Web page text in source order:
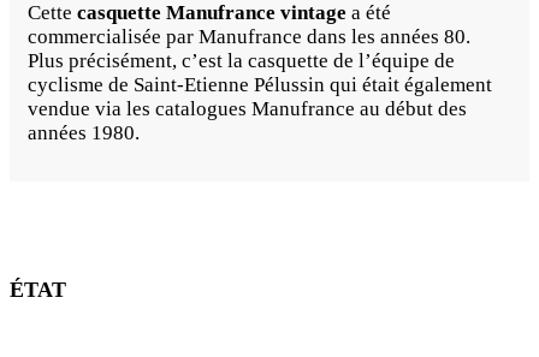
Cette casquette Manufrance vintage a été
commercialisée par Manufrance dans les années 80.
Plus précisément, c’est la casquette de l’équipe de
cyclisme de Saint-Etienne Pélussin qui était également
vendue via les catalogues Manufrance au début des
années 1980.
ÉTAT